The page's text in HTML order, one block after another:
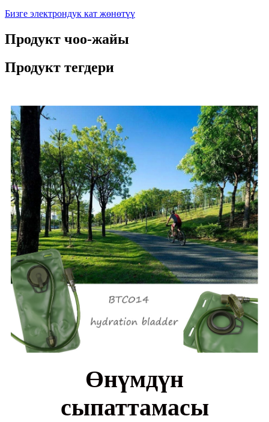
Бизге электрондук кат жөнөтүү
Продукт чоо-жайы
Продукт тегдери
Өнүмдүн
сыпаттамасы